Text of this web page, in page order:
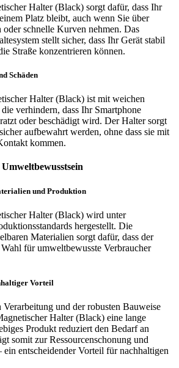
Halter (Black) sorgt dafür, dass Ihr
Platz bleibt, auch wenn Sie über
oder schnelle Kurven nehmen. Das
stellt sicher, dass Ihr Gerät stabil
Straße konzentrieren können.
Schäden
Halter (Black) ist mit weichen
verhindern, dass Ihr Smartphone
oder beschädigt wird. Der Halter sorgt
aufbewahrt werden, ohne dass sie mit
kommen.
und Produktion
Halter (Black) wird unter
hergestellt. Die
Materialien sorgt dafür, dass der
für umweltbewusste Verbraucher
Vorteil
und der robusten Bauweise
Halter (Black) eine lange
Produkt reduziert den Bedarf an
somit zur Ressourcenschonung und
entscheidender Vorteil für nachhaltigen